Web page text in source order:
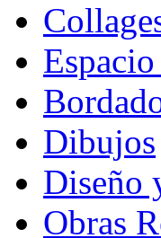
Dibujos
Diseño
Obras